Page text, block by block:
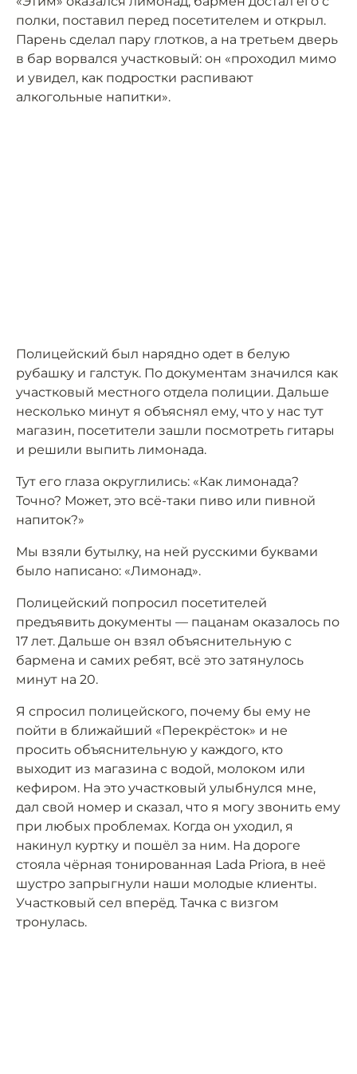
полки, поставил перед посетителем и открыл.
Парень сделал пару глотков, а на третьем дверь
в бар ворвался участковый: он «проходил мимо
и увидел, как подростки распивают
алкогольные напитки».
Полицейский был нарядно одет в белую
рубашку и галстук. По документам значился как
участковый местного отдела полиции. Дальше
несколько минут я объяснял ему, что у нас тут
магазин, посетители зашли посмотреть гитары
и решили выпить лимонада.
Тут его глаза округлились: «Как лимонада?
Точно? Может, это всё-таки пиво или пивной
напиток?»
Мы взяли бутылку, на ней русскими буквами
было написано: «Лимонад».
Полицейский попросил посетителей
предъявить документы — пацанам оказалось по
17 лет. Дальше он взял объяснительную с
бармена и самих ребят, всё это затянулось
минут на 20.
Я спросил полицейского, почему бы ему не
пойти в ближайший «Перекрёсток» и не
просить объяснительную у каждого, кто
выходит из магазина с водой, молоком или
кефиром. На это участковый улыбнулся мне,
дал свой номер и сказал, что я могу звонить ему
при любых проблемах. Когда он уходил, я
накинул куртку и пошёл за ним. На дороге
стояла чёрная тонированная Lada Priora, в неё
шустро запрыгнули наши молодые клиенты.
Участковый сел вперёд. Тачка с визгом
тронулась.